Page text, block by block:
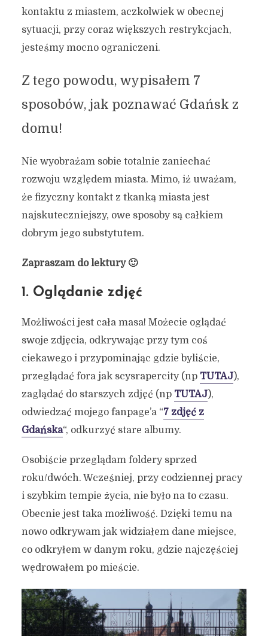
kontaktu z miastem, aczkolwiek w obecnej
sytuacji, przy coraz większych restrykcjach,
jesteśmy mocno ograniczeni.
Z tego powodu, wypisałem 7
sposobów, jak poznawać Gdańsk z
domu!
Nie wyobrażam sobie totalnie zaniechać
rozwoju względem miasta. Mimo, iż uważam,
że fizyczny kontakt z tkanką miasta jest
najskuteczniejszy, owe sposoby są całkiem
dobrym jego substytutem.
Zapraszam do lektury 🙂
1. Oglądanie zdjęć
Możliwości jest cała masa! Możecie oglądać
swoje zdjęcia, odkrywając przy tym coś
ciekawego i przypominając gdzie byliście,
przeglądać fora jak scysrapercity (np TUTAJ),
zaglądać do starszych zdjęć (np TUTAJ),
odwiedzać mojego fanpage’a “7 zdjęć z
Gdańska“, odkurzyć stare albumy.
Osobiście przeglądam foldery sprzed
roku/dwóch. Wcześniej, przy codziennej pracy
i szybkim tempie życia, nie było na to czasu.
Obecnie jest taka możliwość. Dzięki temu na
nowo odkrywam jak widziałem dane miejsce,
co odkryłem w danym roku, gdzie najczęściej
wędrowałem po mieście.